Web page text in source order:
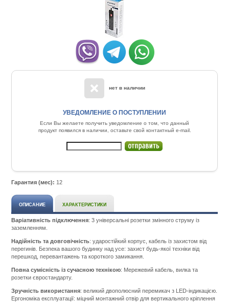
нет в наличии
УВЕДОМЛЕНИЕ О ПОСТУПЛЕНИИ
Если Вы желаете получить уведомление о том, что данный
продукт появился в наличии, оставьте свой контактный e-mail.
Гарантия (мес): 12
ОПИСАНИЕ ХАРАКТЕРИСТИКИ
Варіативність підключення: 3 універсальні розетки змінного струму із
заземленням.
Надійність та довговічність: ударостійкий корпус, кабель із захистом від
перегинів. Безпека вашого будинку над усе: захист будь-якої техніки від
перешкод, перевантажень та короткого замикання.
Повна сумісність із сучасною технікою: Мережевий кабель, вилка та
розетки євростандарту.
Зручність використання: великий двополюсний перемикач з LED-індикацією.
Ергономіка експлуатації: міцний монтажний отвір для вертикального кріплення